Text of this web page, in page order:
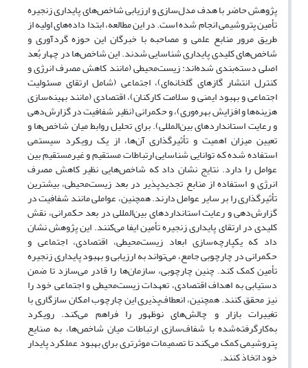
پژوهش حاضر با هدف مدل‌سازی و ارزیابی شاخص‌های پایداری زنجیره
تأمین پتروشیمی انجام شده است. در این مطالعه، ابتدا داده‌های اولیه از
طریق مرور منابع علمی و مصاحبه با خبرگان این حوزه گردآوری و
شاخص‌های کلیدی پایداری شناسایی شدند. این شاخص‌ها در چهار بُعد
اصلی دسته‌بندی شده‌اند: زیست‌محیطی (مانند کاهش مصرف انرژی و
کنترل انتشار گازهای گلخانه‌ای)، اجتماعی (شامل ارتقای مسئولیت
اجتماعی و بهبود ایمنی و سلامت کارکنان)، اقتصادی (مانند بهینه‌سازی
هزینه‌ها و افزایش بهره‌وری)، و حکمرانی (نظیر شفافیت در گزارش‌دهی
و رعایت استانداردهای بین‌المللی). برای تحلیل روابط میان شاخص‌ها و
تعیین میزان اهمیت و تأثیرگذاری آن‌ها، از یک رویکرد سیستمی
استفاده شده که توانایی شناسایی ارتباطات مستقیم و غیرمستقیم بین
عوامل را دارد. نتایج نشان داد که شاخص‌هایی نظیر کاهش مصرف
انرژی و استفاده از منابع تجدیدپذیر در بعد زیست‌محیطی، بیشترین
تأثیرگذاری را بر سایر عوامل دارند. همچنین، عواملی مانند شفافیت در
گزارش‌دهی و رعایت استانداردهای بین‌المللی در بعد حکمرانی، نقش
کلیدی در ارتقای پایداری زنجیره تأمین ایفا می‌کنند. این پژوهش نشان
داد که یکپارچه‌سازی ابعاد زیست‌محیطی، اقتصادی، اجتماعی و
حکمرانی در چارچوبی جامع، می‌تواند به ارزیابی و بهبود پایداری زنجیره
تأمین کمک کند. چنین چارچوبی، سازمان‌ها را قادر می‌سازد تا ضمن
دستیابی به اهداف اقتصادی، تعهدات زیست‌محیطی و اجتماعی خود را
نیز محقق کنند. همچنین، انعطاف‌پذیری این چارچوب امکان سازگاری با
تغییرات بازار و چالش‌های نوظهور را فراهم می‌کند. رویکرد
به‌کارگرفته‌شده با شفاف‌سازی ارتباطات میان شاخص‌ها، به صنایع
پتروشیمی کمک می‌کند تا تصمیمات موثرتری برای بهبود عملکرد پایدار
خود اتخاذ کنند.